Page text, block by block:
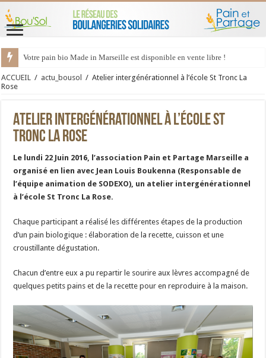
Votre pain bio Made in Marseille est disponible en vente libre !
ACCUEIL / actu_bousol / Atelier intergénérationnel à l’école St Tronc La
Rose
Atelier intergénérationnel à l’école St
Tronc La Rose
Le lundi 22 Juin 2016, l’association Pain et Partage Marseille a
organisé en lien avec Jean Louis Boukenna (Responsable de
l’équipe animation de SODEXO), un atelier intergénérationnel
à l’école St Tronc La Rose.
Chaque participant a réalisé les différentes étapes de la production
d’un pain biologique : élaboration de la recette, cuisson et une
croustillante dégustation.
Chacun d’entre eux a pu repartir le sourire aux lèvres accompagné de
quelques petits pains et de la recette pour en reproduire à la maison.